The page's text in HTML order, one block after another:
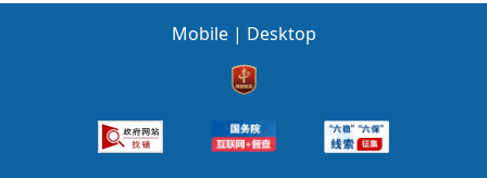
Mobile | Desktop